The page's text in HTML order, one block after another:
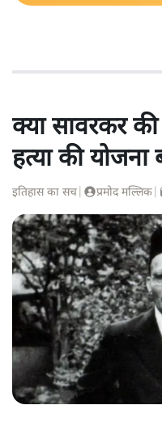
क्या सावरकर
हत्या की योजना
इतिहास का सच प्रमोद मल्लिक